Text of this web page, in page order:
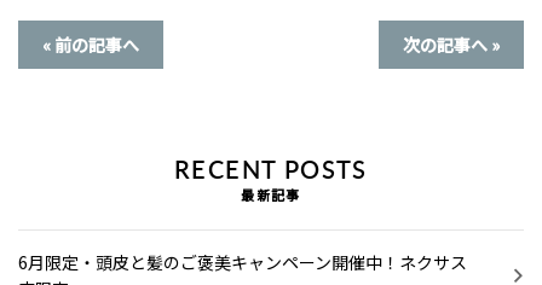
お問い合わせ・ご予約
« 前の記事へ 次の記事へ »
RECENT POSTS
最新記事
6月限定・頭皮と髪のご褒美キャンペーン開催中！ネクサス